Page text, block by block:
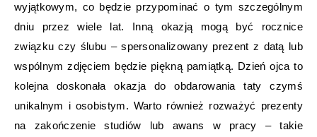
wyjątkowym, co będzie przypominać o tym szczególnym
dniu przez wiele lat. Inną okazją mogą być rocznice
związku czy ślubu – spersonalizowany prezent z datą lub
wspólnym zdjęciem będzie piękną pamiątką. Dzień ojca to
kolejna doskonała okazja do obdarowania taty czymś
unikalnym i osobistym. Warto również rozważyć prezenty
na zakończenie studiów lub awans w pracy – takie